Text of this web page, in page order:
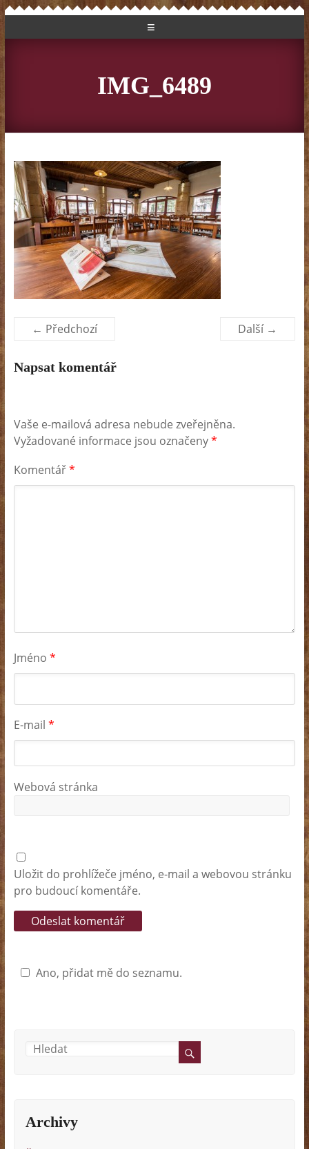
IMG_6489
← Předchozí Další →
Napsat komentář
Vaše e-mailová adresa nebude zveřejněna.
Vyžadované informace jsou označeny*
Komentář*
Jméno *
E-mail *
Webová stránka
Uložit do prohlížeče jméno, e-mail a webovou stránku
pro budoucí komentáře.
Ano, přidat mě do seznamu.
Archivy